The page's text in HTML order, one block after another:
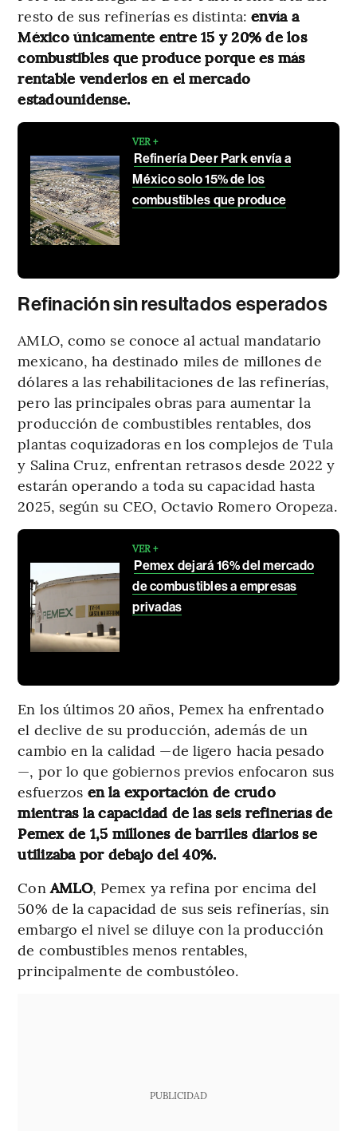
resto de sus refinerías es distinta:envía a
México únicamente entre 15 y 20% de los
combustibles que produce porque es más
rentable venderlos en el mercado
estadounidense.
VER +
Refinería Deer Park envía a
México solo 15% de los
combustibles que produce
Refinación sin resultados esperados
AMLO, como se conoce al actual mandatario
mexicano, ha destinado miles de millones de
dólares a las rehabilitaciones de las refinerías,
pero las principales obras para aumentar la
producción de combustibles rentables, dos
plantas coquizadoras en los complejos de Tula
y Salina Cruz, enfrentan retrasos desde 2022 y
estarán operando a toda su capacidad hasta
2025, según su CEO, Octavio Romero Oropeza.
VER +
Pemex dejará 16% del mercado
de combustibles a empresas
privadas
En los últimos 20 años, Pemex ha enfrentado
el declive de su producción, además de un
cambio en la calidad —de ligero hacia pesado
—, por lo que gobiernos previos enfocaron sus
esfuerzos en la exportación de crudo
mientras la capacidad de las seis refinerías de
Pemex de 1,5 millones de barriles diarios se
utilizaba por debajo del 40%.
ConAMLO, Pemex ya refina por encima del
50% de la capacidad de sus seis refinerías, sin
embargo el nivel se diluye con la producción
de combustibles menos rentables,
principalmente de combustóleo.
PUBLICIDAD